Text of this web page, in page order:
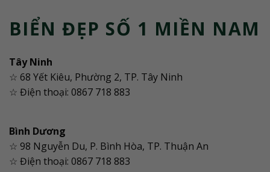
BIỂN ĐẸP SỐ 1 MIỀN NAM
Tây Ninh
☆ 68 Yết Kiêu, Phường 2, TP. Tây Ninh
☆ Điện thoại: 0867 718 883
Bình Dương
☆ 98 Nguyễn Du, P. Bình Hòa, TP. Thuận An
☆ Điện thoại: 0867 718 883